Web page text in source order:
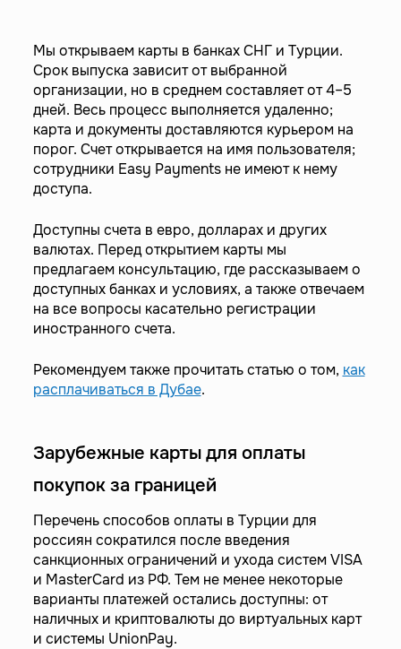
Мы открываем карты в банках СНГ и Турции.
Срок выпуска зависит от выбранной
организации, но в среднем составляет от 4–5
дней. Весь процесс выполняется удаленно;
карта и документы доставляются курьером на
порог. Счет открывается на имя пользователя;
сотрудники Easy Payments не имеют к нему
доступа.
Доступны счета в евро, долларах и других
валютах. Перед открытием карты мы
предлагаем консультацию, где рассказываем о
доступных банках и условиях, а также отвечаем
на все вопросы касательно регистрации
иностранного счета.
Рекомендуем также прочитать статью о том, как
расплачиваться в Дубае.
Зарубежные карты для оплаты
покупок за границей
Перечень способов оплаты в Турции для
россиян сократился после введения
санкционных ограничений и ухода систем VISA
и MasterCard из РФ. Тем не менее некоторые
варианты платежей остались доступны: от
наличных и криптовалюты до виртуальных карт
и системы UnionPay.